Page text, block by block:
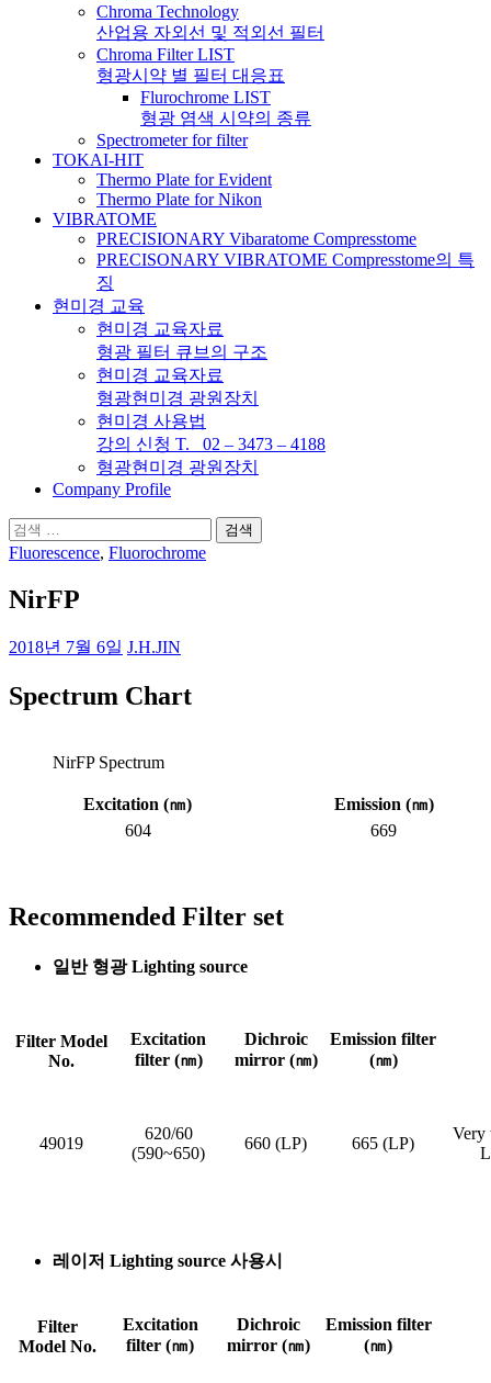
Chroma Technology
산업용 자외선 및 적외선 필터
Chroma Filter LIST
형광시약 별 필터 대응표
Flurochrome LIST
형광 염색 시약의 종류
Spectrometer for filter
TOKAI-HIT
Thermo Plate for Evident
Thermo Plate for Nikon
VIBRATOME
PRECISIONARY Vibaratome Compresstome
PRECISONARY VIBRATOME Compresstome의 특
징
현미경 교육
현미경 교육자료
형광 필터 큐브의 구조
현미경 교육자료
형광현미경 광원장치
현미경 사용법
강의 신청 T. 02 – 3473 – 4188
형광현미경 광원장치
Company Profile
검
색:
Fluorescence, Fluorochrome
NirFP
2018년 7월 6일 J.H.JIN
Spectrum Chart
NirFP Spectrum
Excitation (㎚) Emission (㎚)
604
669
Recommended Filter set
일반 형광 Lighting source
Filter Model
No.
Excitation
filter (㎚)
Dichroic
mirror (㎚)
Emission filter
(㎚)
49019
620/60
(590~650)
660 (LP) 665 (LP)
Very
레이저 Lighting source 사용시
Filter
Model No.
Excitation
filter (㎚)
Dichroic
mirror (㎚)
Emission filter
(㎚)